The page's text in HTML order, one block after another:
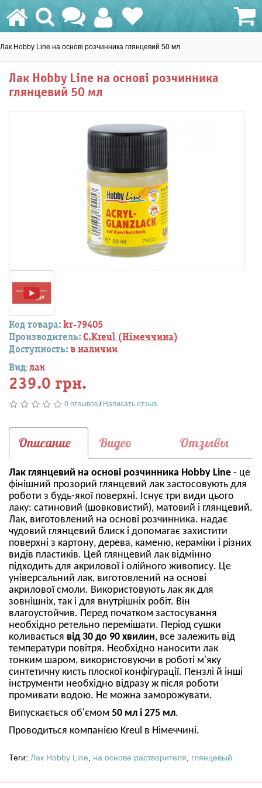
Лак Hobby Line на основі розчинника глянцевий 50 мл
Лак Hobby Line на основі розчинника
глянцевий 50 мл
Код товара: kr-79405
Производитель: C.Kreul (Німеччина)
Доступность: в наличии
Вид: лак
239.0 грн.
0 отзывов / Написать отзыв
Описание Видео Отзывы
Лак глянцевий на основі розчинника Hobby Line - це
фінішний прозорий глянцевий лак застосовують для
роботи з будь-якої поверхні. Існує три види цього
лаку: сатиновий (шовковистий), матовий і глянцевий.
Лак, виготовлений на основі розчинника. надає
чудовий глянцевий блиск і допомагає захистити
поверхні з картону, дерева, каменю, кераміки і різних
видів пластиків. Цей глянцевий лак відмінно
підходить для акрилової і олійного живопису. Це
універсальний лак, виготовлений на основі
акрилової смоли. Використовують лак як для
зовнішніх, так і для внутрішніх робіт. Він
влагоустойчив. Перед початком застосування
необхідно ретельно перемішати. Період сушки
коливається від 30 до 90 хвилин, все залежить від
температури повітря. Необхідно наносити лак
тонким шаром, використовуючи в роботі м'яку
синтетичну кисть плоскої конфігурації. Пензлі й інші
інструменти необхідно відразу ж після роботи
промивати водою. Не можна заморожувати.
Випускається об'ємом 50 мл і 275 мл.
Проводиться компанією Kreul в Німеччині.
Теги: Лак Hobby Line на основе растворителя глянцевый